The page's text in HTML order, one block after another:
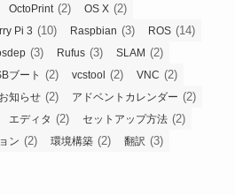
OctoPrint (2) OS X (2)
Pi 3 (10) Raspbian (3) ROS (14)
(3) Rufus (3) SLAM (2)
ブート (2) vcstool (2) VNC (2)
お知らせ (2) アドベントカレンダー (2)
エディタ (2) セットアップ方法 (2)
ン (2) 環境構築 (2) 翻訳 (3)